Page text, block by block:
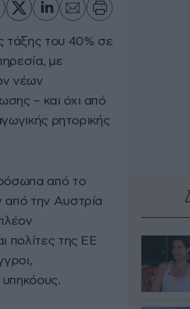
τάξης του 40% σε
με
νέων
– και όχι από
ρητορικής
από το
την Αυστρία
πολίτες της ΕΕ